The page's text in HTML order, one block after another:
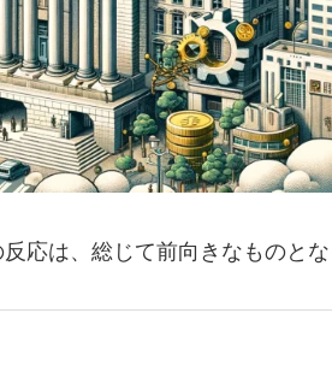
応は、総じて前向きなものとな